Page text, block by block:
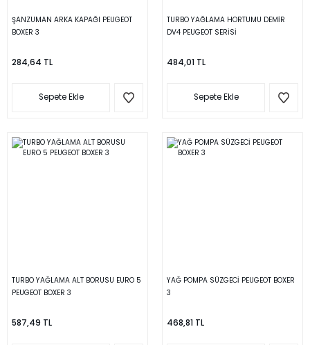
ŞANZUMAN ARKA KAPAĞI PEUGEOT
BOXER 3
284,64 TL
Sepete Ekle
TURBO YAĞLAMA HORTUMU DEMİR
DV4 PEUGEOT SERİSİ
484,01 TL
Sepete Ekle
TURBO YAĞLAMA ALT BORUSU EURO 5
PEUGEOT BOXER 3
587,49 TL
YAĞ POMPA SÜZGECİ PEUGEOT BOXER
3
468,81 TL